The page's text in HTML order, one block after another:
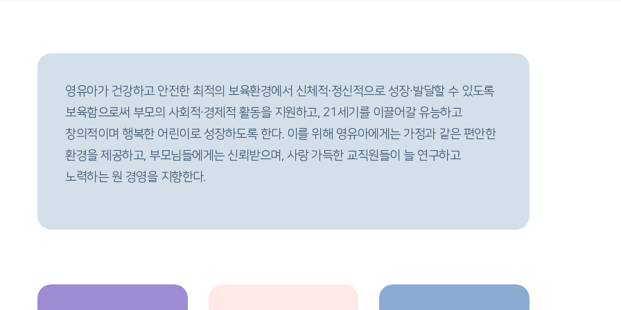
영유아가 건강하고 안전한 최적의 보육환경에서 신체적∙정신적으로 성장∙발달할 수 있도록
보육함으로써 부모의 사회적∙경제적 활동을 지원하고, 21세기를 이끌어갈 유능하고
창의적이며 행복한 어린이로 성장하도록 한다. 이를 위해 영유아에게는 가정과 같은 편안한
환경을 제공하고, 부모님들에게는 신뢰받으며, 사랑 가득한 교직원들이 늘 연구하고
노력하는 원 경영을 지향한다.